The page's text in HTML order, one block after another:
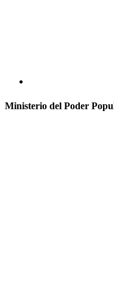
Ministerio del Poder